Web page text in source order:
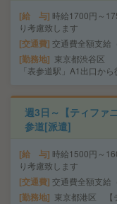
給 与 時給1700円～
り考慮致します
交通費 交通費全額支給
勤務地
東京都渋谷区
「表参道駅」A1出口か
週3日～【ティファ
参道[派遣]
給 与 時給1500円～
り考慮致します
交通費 交通費全額支給
勤務地
東京都港区 【